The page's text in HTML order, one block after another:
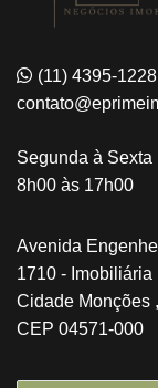
(11) 4395-
Segunda à Sexta
8h00 às 17h00
Avenida
1710 - Imobiliária
Cidade Monções
CEP 04571-000